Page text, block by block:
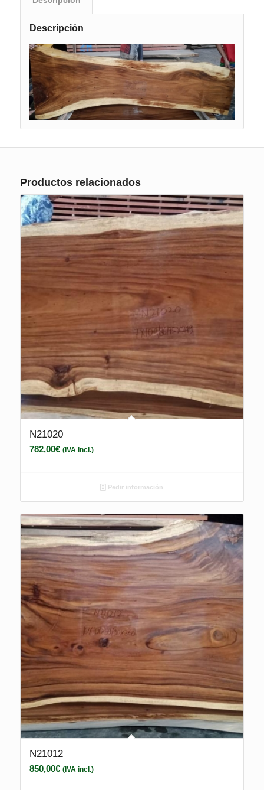
Descripción
Productos relacionados
N21020
782,00€ (IVA incl.)
Pedir información
N21012
850,00€ (IVA incl.)